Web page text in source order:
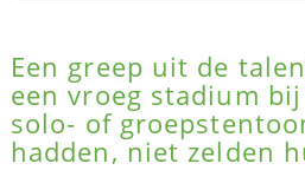
Een greep uit de
een vroeg stadium bij
solo- of
hadden, niet zelden